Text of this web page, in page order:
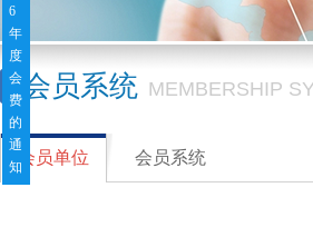
会员系统 MEMBERSHIP
会员单位 会员系统
6
年
度
会
费
的
通
知